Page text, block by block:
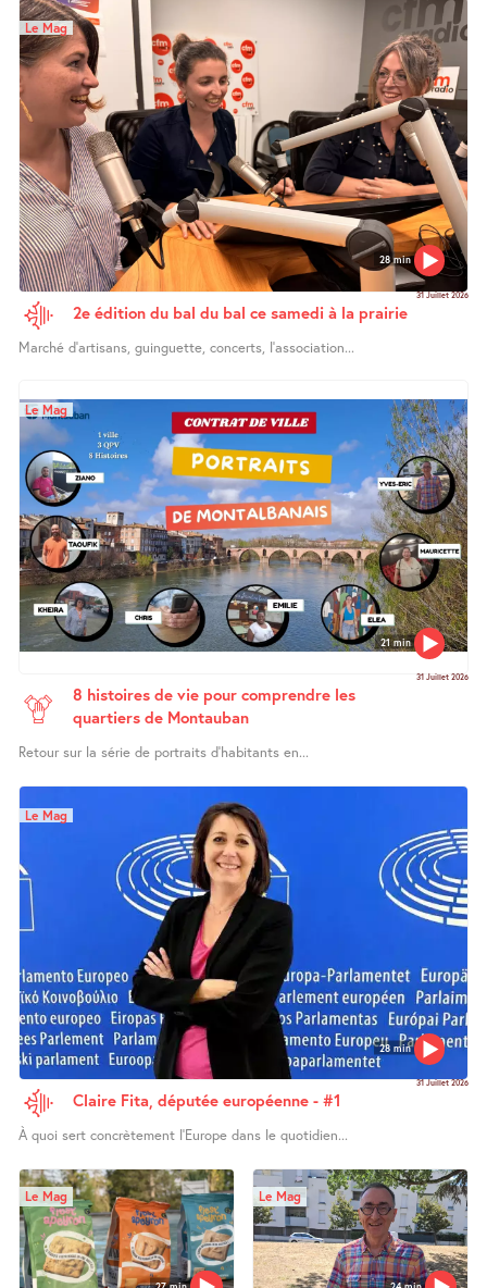
28 min
Le Mag
31 Juillet 2026
2e édition du bal du bal ce samedi à la prairie
Marché d’artisans, guinguette, concerts, l’association...
21 min
Le Mag
31 Juillet 2026
8 histoires de vie pour comprendre les
quartiers de Montauban
Retour sur la série de portraits d’habitants en...
28 min
Le Mag
31 Juillet 2026
Claire Fita, députée européenne - #1
À quoi sert concrètement l’Europe dans le quotidien...
Le Mag Le Mag